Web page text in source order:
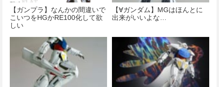
【ガンプラ】なんかの間違いで
こいつをHGかRE100化して欲
しい
【∀ガンダム】MGはほんとに
出来がいいよな…